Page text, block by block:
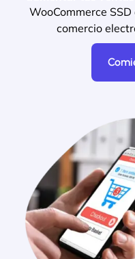
WooCommerce
comercio